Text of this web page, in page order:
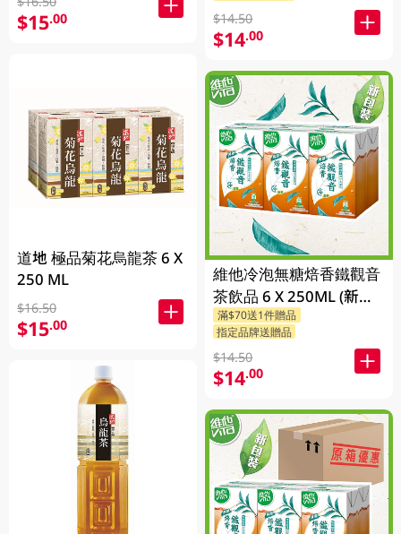
$15.00
道地 極品菊花烏龍茶 6 X
250 ML
$16.50
$15.00
$14.50
$14.00
維他冷泡無糖焙香鐵觀音
茶飲品 6 X 250ML (新舊
包裝隨機發貨)
滿$70送1件贈品
指定品牌送贈品
$14.50
$14.00